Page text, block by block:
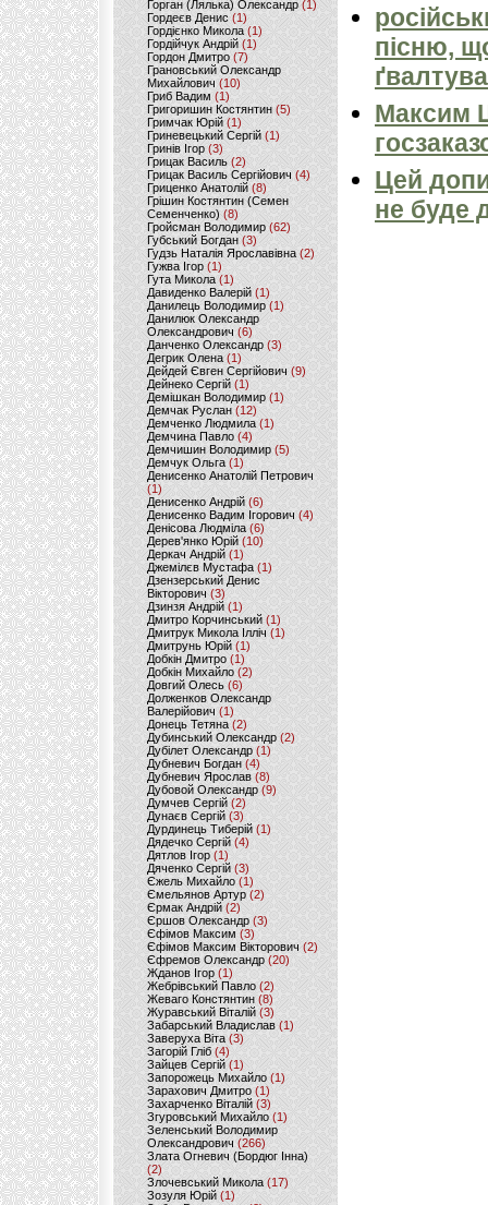
Горган (Лялька) Олександр(1)
Гордеєв Денис (1)
Гордієнко Микола (1)
Гордійчук Андрій (1)
Гордон Дмитро (7)
Грановський Олександр
Михайлович (10)
Гриб Вадим (1)
Григоришин Костянтин (5)
Гримчак Юрій(1)
Гриневецький Сергій(1)
Гринів Ігор (3)
Грицак Василь (2)
Грицак Василь Сергійович (4)
Гриценко Анатолій (8)
Грішин Костянтин (Семен
Семенченко)(8)
Гройсман Володимир(62)
Губський Богдан (3)
Гудзь Наталія Ярославівна(2)
Гужва Ігор (1)
Гута Микола (1)
Давиденко Валерій (1)
Данилець Володимир(1)
Данилюк Олександр
Олександрович (6)
Данченко Олександр (3)
Дегрик Олена(1)
Дейдей Євген Сергійович(9)
Дейнеко Сергій (1)
Демішкан Володимир(1)
Демчак Руслан (12)
Демченко Людмила (1)
Демчина Павло (4)
Демчишин Володимир (5)
Демчук Ольга(1)
Денисенко Анатолій Петрович
(1)
Денисенко Андрій (6)
Денисенко Вадим Ігорович (4)
Денісова Людміла(6)
Дерев'янко Юрій(10)
Деркач Андрій(1)
Джемілєв Мустафа (1)
Дзензерський Денис
Вікторович (3)
Дзинзя Андрій (1)
Дмитро Корчинський (1)
Дмитрук Микола Ілліч (1)
Дмитрунь Юрій (1)
Добкін Дмитро(1)
Добкін Михайло (2)
Довгий Олесь (6)
Долженков Олександр
Валерійович (1)
Донець Тетяна (2)
Дубинський Олександр(2)
Дубілет Олександр (1)
Дубневич Богдан (4)
Дубневич Ярослав (8)
Дубовой Олександр(9)
Думчев Сергій (2)
Дунаєв Сергій(3)
Дурдинець Тиберій (1)
Дядечко Сергій (4)
Дятлов Ігор (1)
Дяченко Сергій (3)
Єжель Михайло (1)
Ємельянов Артур (2)
Єрмак Андрій (2)
Єршов Олександр (3)
Єфімов Максим (3)
Єфімов Максим Вікторович (2)
Єфремов Олександр (20)
Жданов Ігор (1)
Жебрівський Павло (2)
Жеваго Констянтин (8)
Журавський Віталій (3)
Забарський Владислав (1)
Заверуха Віта (3)
Загорій Гліб (4)
Зайцев Сергій(1)
Запорожець Михайло (1)
Зарахович Дмитро (1)
Захарченко Віталій (3)
Згуровський Михайло (1)
Зеленський Володимир
Олександрович (266)
Злата Огневич (Бордюг Інна)
(2)
Злочевський Микола(17)
Зозуля Юрій (1)
пісню,
Максим
Цей
не буде